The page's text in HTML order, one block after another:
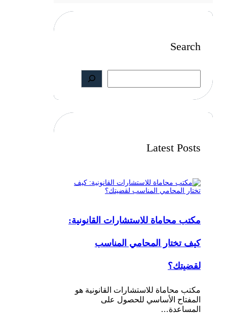
Search
S
a
r
Latest Posts
مكتب محاماة للاستشارات القانونية:
كيف تختار المحامي المناسب
لقضيتك؟
مكتب محاماة للاستشارات القانونية هو
المفتاح الأساسي للحصول على
المساعدة…